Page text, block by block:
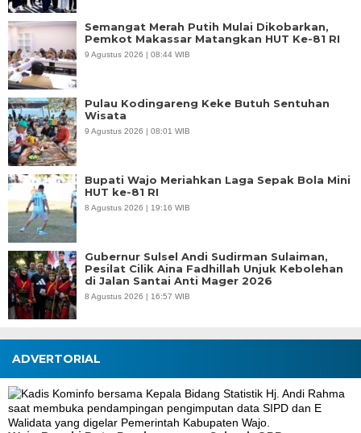
Semangat Merah Putih Mulai Dikobarkan,
Pemkot Makassar Matangkan HUT Ke-81 RI
9 Agustus 2026 | 08:44 WIB
Pulau Kodingareng Keke Butuh Sentuhan
Wisata
9 Agustus 2026 | 08:01 WIB
Bupati Wajo Meriahkan Laga Sepak Bola Mini
HUT ke-81 RI
8 Agustus 2026 | 19:16 WIB
Gubernur Sulsel Andi Sudirman Sulaiman,
Pesilat Cilik Aina Fadhillah Unjuk Kebolehan
di Jalan Santai Anti Mager 2026
8 Agustus 2026 | 16:57 WIB
ADVERTORIAL